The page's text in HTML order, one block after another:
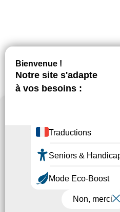
Nous utilisons des cookies pour